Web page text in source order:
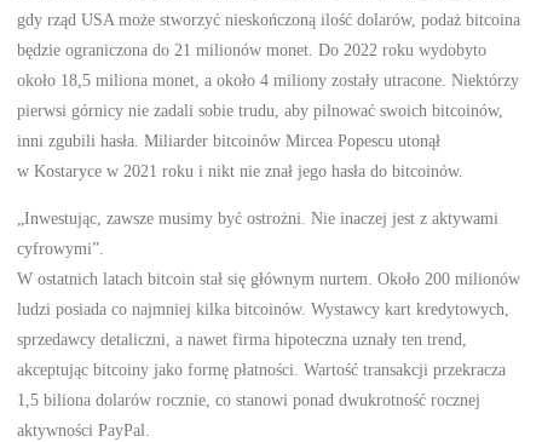
gdy rząd USA może stworzyć nieskończoną ilość dolarów, podaż bitcoina
będzie ograniczona do 21 milionów monet. Do 2022 roku wydobyto
około 18,5 miliona monet, a około 4 miliony zostały utracone. Niektórzy
pierwsi górnicy nie zadali sobie trudu, aby pilnować swoich bitcoinów,
inni zgubili hasła. Miliarder bitcoinów Mircea Popescu utonął
w Kostaryce w 2021 roku i nikt nie znał jego hasła do bitcoinów.
„Inwestując, zawsze musimy być ostrożni. Nie inaczej jest z aktywami
cyfrowymi”.
W ostatnich latach bitcoin stał się głównym nurtem. Około 200 milionów
ludzi posiada co najmniej kilka bitcoinów. Wystawcy kart kredytowych,
sprzedawcy detaliczni, a nawet firma hipoteczna uznały ten trend,
akceptując bitcoiny jako formę płatności. Wartość transakcji przekracza
1,5 biliona dolarów rocznie, co stanowi ponad dwukrotność rocznej
aktywności PayPal.